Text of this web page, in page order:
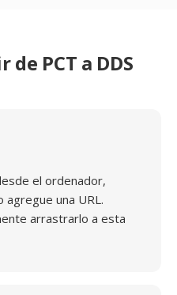
PCT a DDS
el ordenador,
una URL.
arrastrarlo a esta